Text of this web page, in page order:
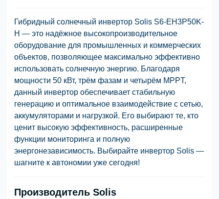
Гибридный солнечный инвертор Solis S6-EH3P50K-
H — это надёжное высокопроизводительное
оборудование для промышленных и коммерческих
объектов, позволяющее максимально эффективно
использовать солнечную энергию. Благодаря
мощности 50 кВт, трём фазам и четырём MPPT,
данный инвертор обеспечивает стабильную
генерацию и оптимальное взаимодействие с сетью,
аккумуляторами и нагрузкой. Его выбирают те, кто
ценит высокую эффективность, расширенные
функции мониторинга и полную
энергонезависимость. Выбирайте инвертор Solis —
шагните к автономии уже сегодня!
Производитель Solis